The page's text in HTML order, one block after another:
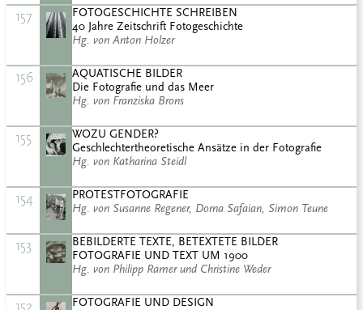
157
FOTOGESCHICHTE SCHREIBEN
40 Jahre Zeitschrift Fotogeschichte
Hg. von Anton Holzer
156
AQUATISCHE BILDER
Die Fotografie und das Meer
Hg. von Franziska Brons
155
WOZU GENDER?
Geschlechtertheoretische Ansätze in der Fotografie
Hg. von Katharina Steidl
154
PROTESTFOTOGRAFIE
Hg. von Susanne Regener, Dorna Safaian, Simon Teune
153
BEBILDERTE TEXTE, BETEXTETE BILDER
FOTOGRAFIE UND TEXT UM 1900
Hg. von Philipp Ramer und Christine Weder
152
FOTOGRAFIE UND DESIGN